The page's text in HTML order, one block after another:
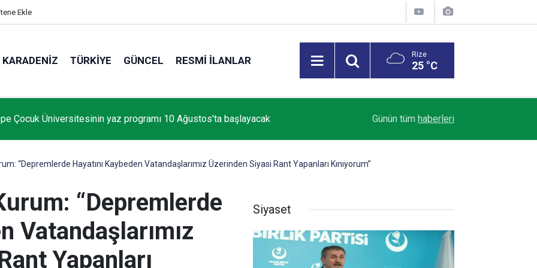
Ekle
KARADENIZ TÜRKIYE GÜNCEL RESMI İLANLAR Rize
25 °C
Çocuk Üniversitesinin yaz programı 10 Ağustos'ta başlayacak Günün tüm haberleri
“Depremlerde Hayatını Kaybeden Vatandaşlarımız Üzerinden Siyasi Rant Yapanları Kınıyorum”
“Depremlerde
Vatandaşlarımız
Yapanları
Siyaset